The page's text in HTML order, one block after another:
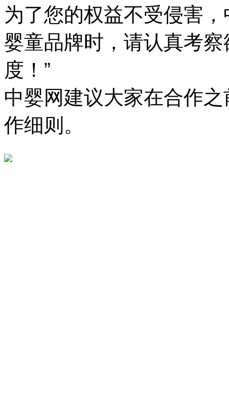
为了您的权益不受侵害
婴童品牌时，请认真考
度！”
中婴网建议大家在合作
作细则。